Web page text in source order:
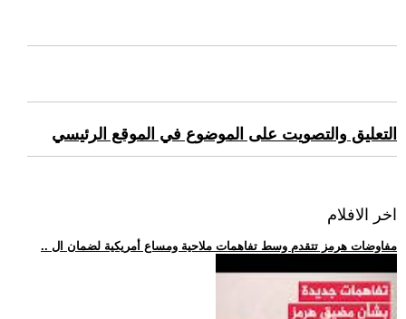
التعليق والتصويت على الموضوع في الموقع الرئيسي
اخر الافلام
.. مفاوضات هرمز تتقدم وسط تفاهمات ملاحية ومساع أمريكية لضمان ال